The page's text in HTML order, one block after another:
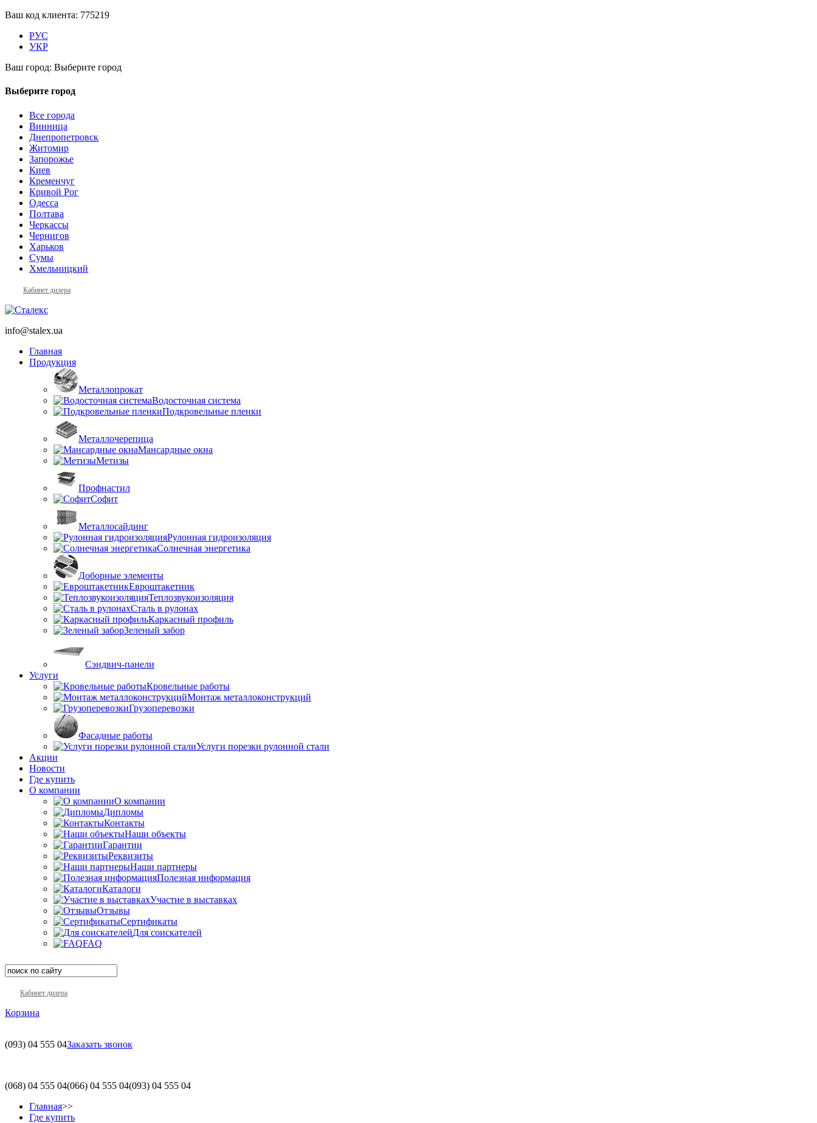
Ваш код клиента: 775219
РУС
УКР
Ваш город: Выберите город
Выберите город
Все города
Винница
Днепропетровск
Житомир
Запорожье
Киев
Кременчуг
Кривой Рог
Одесса
Полтава
Черкассы
Чернигов
Харьков
Сумы
Хмельницкий
Кабинет дилера
info@stalex.ua
Главная
Продукция
Металлопрокат
Водосточная система
Подкровельные пленки
Металлочерепица
Мансардные окна
Метизы
Профнастил
Софит
Металлосайдинг
Рулонная гидроизоляция
Солнечная энергетика
Доборные элементы
Евроштакетник
Теплозвукоизоляция
Сталь в рулонах
Каркасный профиль
Зеленый забор
Сэндвич-панели
Услуги
Кровельные работы
Монтаж металлоконструкций
Грузоперевозки
Фасадные работы
Услуги порезки рулонной стали
Акции
Новости
Где купить
О компании
О компании
Дипломы
Контакты
Наши объекты
Гарантии
Реквизиты
Наши партнеры
Полезная информация
Каталоги
Участие в выставках
Отзывы
Сертификаты
Для соискателей
FAQ
Кабинет дилера
Корзина
(093) 04 555 04Заказать звонок
(068) 04 555 04(066) 04 555 04(093) 04 555 04
Главная>>
Где купить